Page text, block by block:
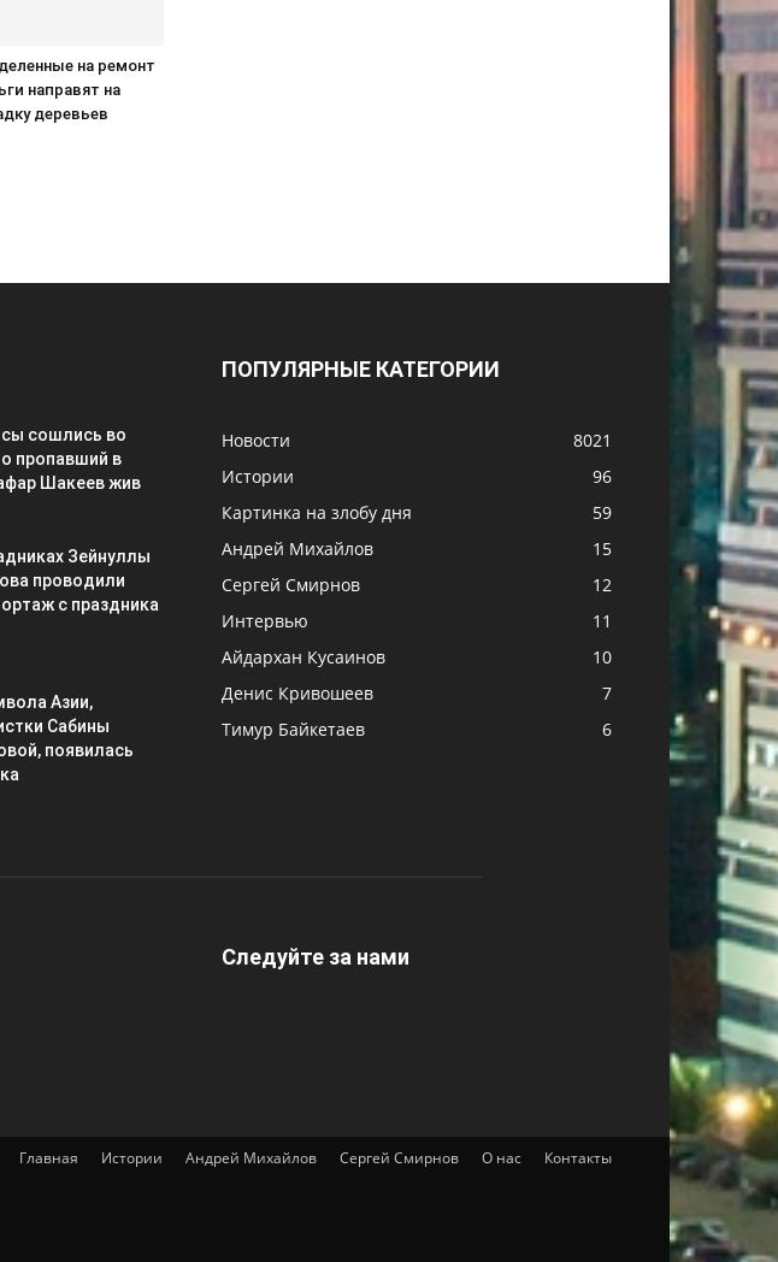
на ремонт
направят на
деревьев
сошлись во
пропавший в
Шакеев жив
Зейнуллы
проводили
с праздника
Азии,
Сабины
появилась
ПОПУЛЯРНЫЕ КАТЕГОРИИ
Новости
8021
Истории
96
Картинка на злобу дня
59
Андрей Михайлов
15
Сергей Смирнов
12
Интервью
11
Айдархан Кусаинов
10
Денис Кривошеев
7
Тимур Байкетаев
6
Следуйте за нами
Главная Истории Андрей Михайлов Сергей Смирнов О нас Контакты